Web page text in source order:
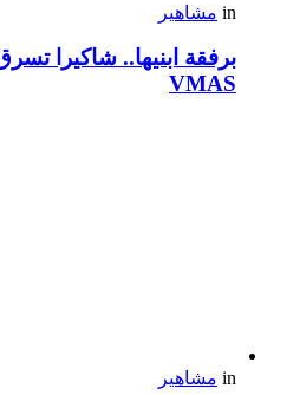
in مشاهير
برفقة ابنيها.. شاكيرا
VMAS
in مشاهير